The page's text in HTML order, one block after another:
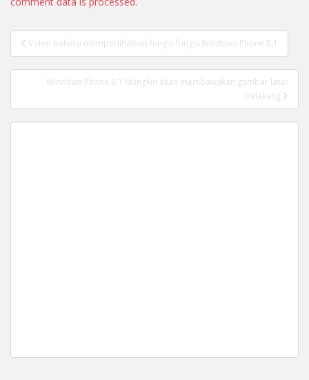
Post
navigation
Video baharu memperlihatkan fungsi-fungsi Windows Phone 8.1
Windows Phone 8.1 Mungkin akan membawakan gambar latar
belakang